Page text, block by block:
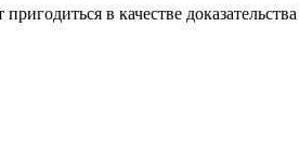
в качестве